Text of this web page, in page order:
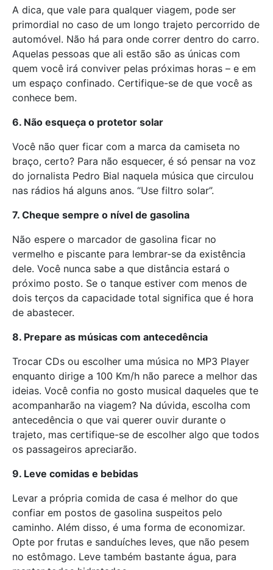
A dica, que vale para qualquer viagem, pode ser
primordial no caso de um longo trajeto percorrido de
automóvel. Não há para onde correr dentro do carro.
Aquelas pessoas que ali estão são as únicas com
quem você irá conviver pelas próximas horas – e em
um espaço confinado. Certifique-se de que você as
conhece bem.
6. Não esqueça o protetor solar
Você não quer ficar com a marca da camiseta no
braço, certo? Para não esquecer, é só pensar na voz
do jornalista Pedro Bial naquela música que circulou
nas rádios há alguns anos. “Use filtro solar”.
7. Cheque sempre o nível de gasolina
Não espere o marcador de gasolina ficar no
vermelho e piscante para lembrar-se da existência
dele. Você nunca sabe a que distância estará o
próximo posto. Se o tanque estiver com menos de
dois terços da capacidade total significa que é hora
de abastecer.
8. Prepare as músicas com antecedência
Trocar CDs ou escolher uma música no MP3 Player
enquanto dirige a 100 Km/h não parece a melhor das
ideias. Você confia no gosto musical daqueles que te
acompanharão na viagem? Na dúvida, escolha com
antecedência o que vai querer ouvir durante o
trajeto, mas certifique-se de escolher algo que todos
os passageiros apreciarão.
9. Leve comidas e bebidas
Levar a própria comida de casa é melhor do que
confiar em postos de gasolina suspeitos pelo
caminho. Além disso, é uma forma de economizar.
Opte por frutas e sanduíches leves, que não pesem
no estômago. Leve também bastante água, para